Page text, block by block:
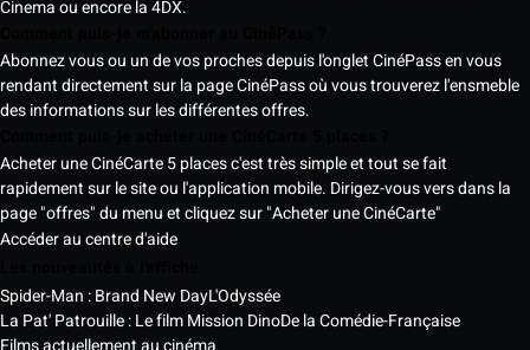
Cinema ou encore la 4DX.
Abonnez vous ou un de vos proches depuis l'onglet CinéPass en vous
rendant directement sur la page CinéPass où vous trouverez l'ensmeble
des informations sur les différentes offres.
Acheter une CinéCarte 5 places c'est très simple et tout se fait
rapidement sur le site ou l'application mobile. Dirigez-vous vers dans la
page "offres" du menu et cliquez sur "Acheter une CinéCarte"
Accéder au centre d'aide
Spider-Man : Brand New DayL'Odyssée
La Pat' Patrouille : Le film Mission DinoDe la Comédie-Française